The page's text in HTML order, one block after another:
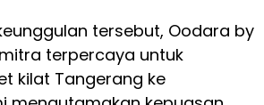
tersebut, Oodara by
terpercaya untuk
kilat Tangerang ke